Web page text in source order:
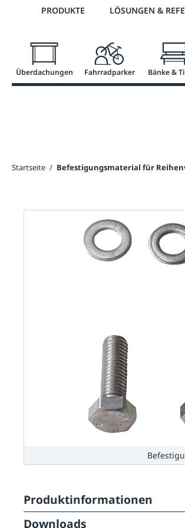
Zur Hauptnavigation springen
Telefon: 0800 / 100 49 02
PRODUKTE LÖSUNGEN &
Überdachungen Fahrradparker Bänke &
Startseite / Befestigungsmaterial für
Produktinformationen
Downloads